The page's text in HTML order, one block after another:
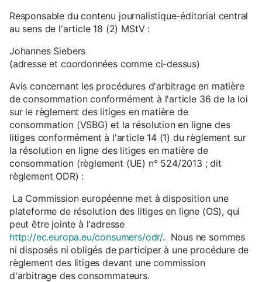
Responsable du contenu journalistique-éditorial central
au sens de l'article 18 (2) MStV :
Johannes Siebers
(adresse et coordonnées comme ci-dessus)
Avis concernant les procédures d'arbitrage en matière
de consommation conformément à l'article 36 de la loi
sur le règlement des litiges en matière de
consommation (VSBG) et la résolution en ligne des
litiges conformément à l'article 14 (1) du règlement sur
la résolution en ligne des litiges en matière de
consommation (règlement (UE) n° 524/2013 ; dit
règlement ODR) :
La Commission européenne met à disposition une
plateforme de résolution des litiges en ligne (OS), qui
peut être jointe à l'adresse
http://ec.europa.eu/consumers/odr/. Nous ne sommes
ni disposés ni obligés de participer à une procédure de
règlement des litiges devant une commission
d'arbitrage des consommateurs.